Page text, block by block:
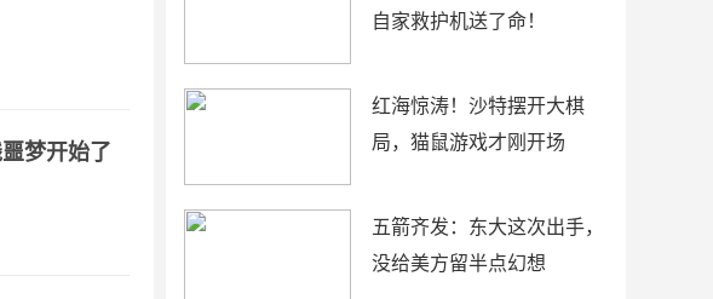
自家救护机送了命！
红海惊涛！沙特摆开大棋
局，猫鼠游戏才刚开场
五箭齐发：东大这次出手，
没给美方留半点幻想
梦开始了